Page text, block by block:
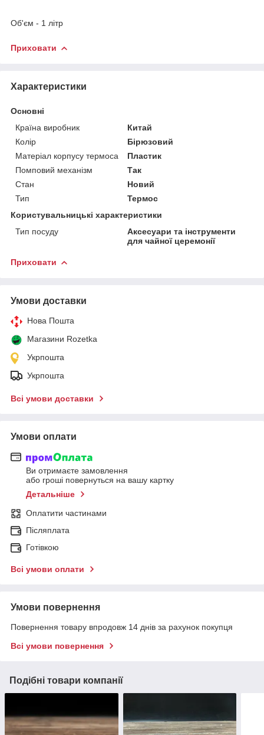
Об'єм - 1 літр
Приховати
Характеристики
Основні
Країна виробник
Китай
Колір
Бірюзовий
Матеріал корпусу термоса
Пластик
Помповий механізм
Так
Стан
Новий
Тип
Термос
Користувальницькі характеристики
Тип посуду
Аксесуари та інструменти
для чайної церемонії
Приховати
Умови доставки
Нова Пошта
Магазини Rozetka
Укрпошта
Укрпошта
Всі умови доставки
Умови оплати
Ви отримаєте замовлення
або гроші повернуться на вашу картку
Детальніше
Оплатити частинами
Післяплата
Готівкою
Всі умови оплати
Умови повернення
Повернення товару впродовж 14 днів за рахунок покупця
Всі умови повернення
Подібні товари компанії